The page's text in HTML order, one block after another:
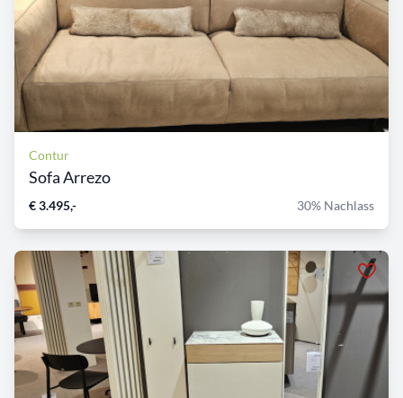
Contur
Sofa Arrezo
€ 3.495,- 30% Nachlass